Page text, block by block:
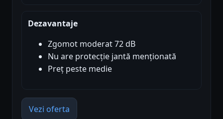
Dezavantaje
Zgomot moderat 72 dB
Nu are protecție jantă menționată
Preț peste medie
Vezi oferta